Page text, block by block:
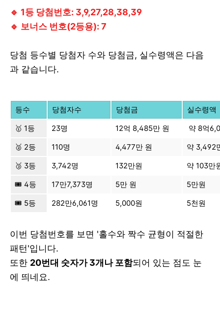
🔹 1등 당첨번호: 3,9,27,28,38,39
🔹 보너스 번호(2등용): 7
당첨 등수별 당첨자 수와 당첨금, 실수령액은 다음
과 같습니다.
등수 당첨자수 당첨금
실수령액
🥇 1등
23명 12억 8,485만 원
약 8억
🥈 2등
110명 4,477만 원
약 3,492
🥉 3등
3,742명 132만원
약 103만
🎟 4등
17만7,373명 5만 원
5만원
🎟 5등
282만6,061명 5,000원 5천원
이번 당첨번호를 보면 '홀수와 짝수 균형이 적절한
패턴'입니다.
또한 20번대 숫자가 3개나 포함되어 있는 점도 눈
에 띄네요.